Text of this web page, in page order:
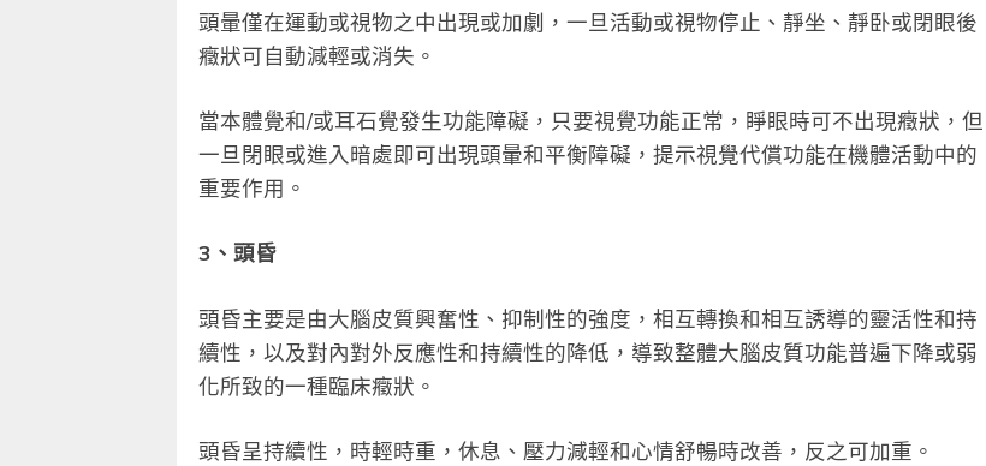
頭暈僅在運動或視物之中出現或加劇，一旦活動或視物停止、靜坐、靜卧或閉眼後
癥狀可自動減輕或消失。
當本體覺和/或耳石覺發生功能障礙，只要視覺功能正常，睜眼時可不出現癥狀，但
一旦閉眼或進入暗處即可出現頭暈和平衡障礙，提示視覺代償功能在機體活動中的
重要作用。
3、頭昏
頭昏主要是由大腦皮質興奮性、抑制性的強度，相互轉換和相互誘導的靈活性和持
續性，以及對內對外反應性和持續性的降低，導致整體大腦皮質功能普遍下降或弱
化所致的一種臨床癥狀。
頭昏呈持續性，時輕時重，休息、壓力減輕和心情舒暢時改善，反之可加重。